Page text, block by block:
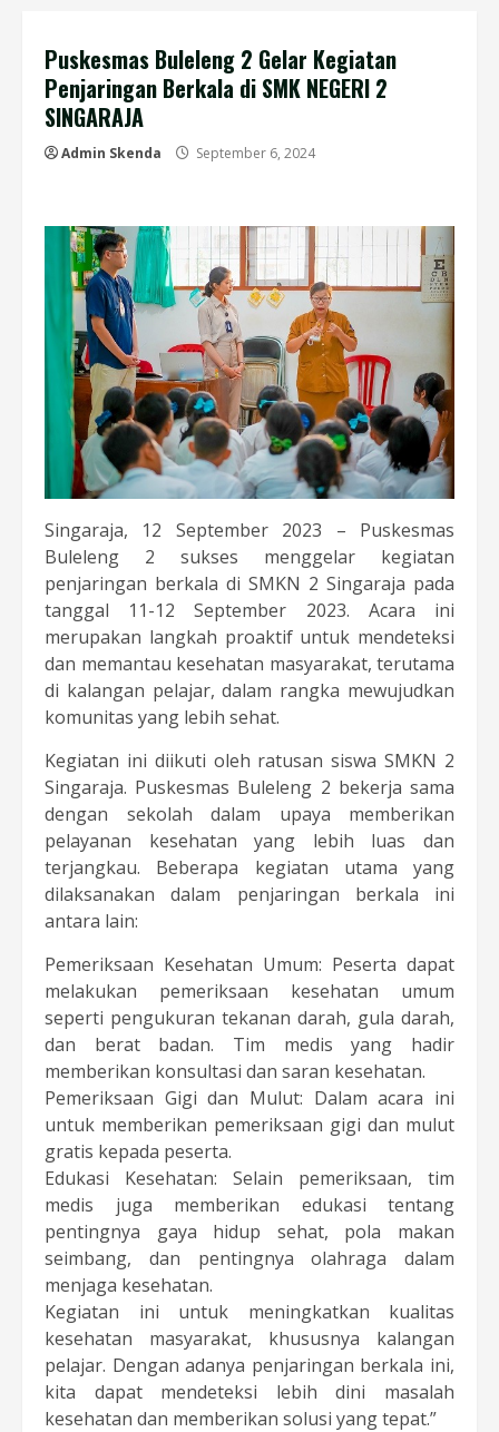
Puskesmas Buleleng 2 Gelar Kegiatan
Penjaringan Berkala di SMK NEGERI 2
SINGARAJA
Admin Skenda September 6, 2024
Singaraja, 12 September 2023 – Puskesmas
Buleleng 2 sukses menggelar kegiatan
penjaringan berkala di SMKN 2 Singaraja pada
tanggal 11-12 September 2023. Acara ini
merupakan langkah proaktif untuk mendeteksi
dan memantau kesehatan masyarakat, terutama
di kalangan pelajar, dalam rangka mewujudkan
komunitas yang lebih sehat.
Kegiatan ini diikuti oleh ratusan siswa SMKN 2
Singaraja. Puskesmas Buleleng 2 bekerja sama
dengan sekolah dalam upaya memberikan
pelayanan kesehatan yang lebih luas dan
terjangkau. Beberapa kegiatan utama yang
dilaksanakan dalam penjaringan berkala ini
antara lain:
Pemeriksaan Kesehatan Umum: Peserta dapat
melakukan pemeriksaan kesehatan umum
seperti pengukuran tekanan darah, gula darah,
dan berat badan. Tim medis yang hadir
memberikan konsultasi dan saran kesehatan.
Pemeriksaan Gigi dan Mulut: Dalam acara ini
untuk memberikan pemeriksaan gigi dan mulut
gratis kepada peserta.
Edukasi Kesehatan: Selain pemeriksaan, tim
medis juga memberikan edukasi tentang
pentingnya gaya hidup sehat, pola makan
seimbang, dan pentingnya olahraga dalam
menjaga kesehatan.
Kegiatan ini untuk meningkatkan kualitas
kesehatan masyarakat, khususnya kalangan
pelajar. Dengan adanya penjaringan berkala ini,
kita dapat mendeteksi lebih dini masalah
kesehatan dan memberikan solusi yang tepat.”